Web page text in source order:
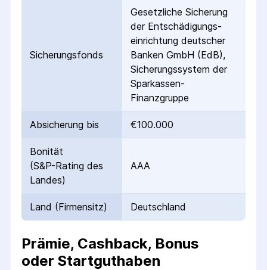
Sicherungs­fonds
Gesetzliche Sicherung
der Entschädigungs­
einrichtung deutscher
Banken GmbH (EdB),
Sicherungssystem der
Sparkassen-
Finanzgruppe
Absicherung bis €100.000
Bonität
(S&P-Rating des
Landes)
AAA
Land (Firmensitz) Deutschland
Prämie, Cashback, Bonus
oder Startguthaben